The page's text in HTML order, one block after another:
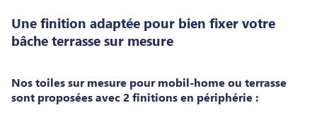
Une finition adaptée pour bien fixer votre
bâche terrasse sur mesure
Nos toiles sur mesure pour mobil-home ou terrasse
sont proposées avec 2 finitions en périphérie :